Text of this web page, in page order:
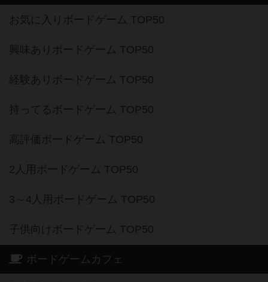
お気に入りボードゲーム TOP50
興味ありボードゲーム TOP50
経験ありボードゲーム TOP50
持ってるボードゲーム TOP50
高評価ボードゲーム TOP50
2人用ボードゲーム TOP50
3～4人用ボードゲーム TOP50
子供向けボードゲーム TOP50
ボードゲームカフェ